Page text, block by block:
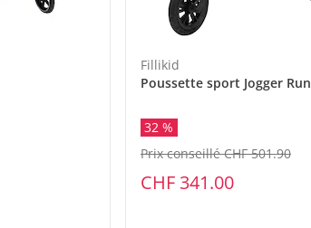
Fillikid
Poussette sport Jogger Run
32 %
CHF 341.00
Prix conseillé CHF 501.90